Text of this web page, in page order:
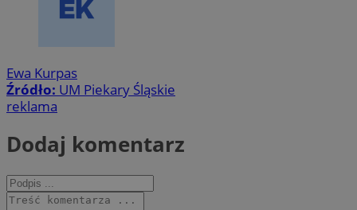
Ewa Kurpas
Źródło: UM Piekary Śląskie
reklama
Dodaj komentarz